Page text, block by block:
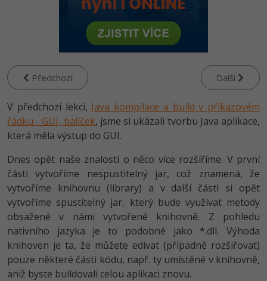
HTML5, CSS3, Bootstrap, SEO
SQL a databáze
Testování a verzování
UML a návrhové vzory
React
Spring
ASP.NET MVC
Django
Best practices
JavaScript
Python
HTML / CSS
UML a návrhové vzory
MySQL/MariaDB
MS-SQL
SQLite
Vývojář mobilních aplikací
Specialista na AI a bigdata
C# Game developer
Webdesigner
Tester
Grafik / UX/UI návrhář
3D grafik
Projektový manažer
Databázový analytik
Python -80%
JavaScript -80%
PHP
-80%
Swift -80%
C -80%
VB.NET
SQL
Návrh SW -80%
Předchozí Další
V předchozí lekci, Java kompilace a build v příkazovém
řádku - GUI, balíček, jsme si ukázali tvorbu Java aplikace,
která měla výstup do GUI.
Dnes opět naše znalosti o něco více rozšíříme. V první
části vytvoříme nespustitelný jar, což znamená, že
vytvoříme knihovnu (library) a v další části si opět
vytvoříme spustitelný jar, který bude využívat metody
obsažené v námi vytvořené knihovně. Z pohledu
nativního jazyka je to podobné jako *.dll. Výhoda
knihoven je ta, že můžete edivat (případně rozšiřovat)
pouze některé části kódu, např. ty umístěné v knihovně,
aniž byste buildovali celou aplikaci znovu.